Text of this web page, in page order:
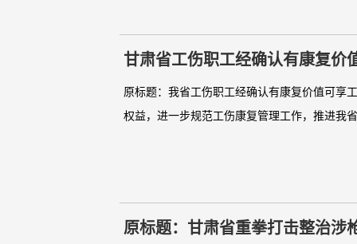
甘肃省工伤职工经确认有康复价
原标题：我省工伤职工经确认有康复价值可享
权益，进一步规范工伤康复管理工作，推进我
原标题：甘肃省重拳打击整治涉枪涉爆违法犯罪活动